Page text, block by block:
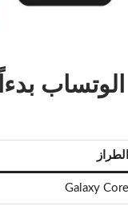
1 سبتمبر/
الطراز
Galaxy Core